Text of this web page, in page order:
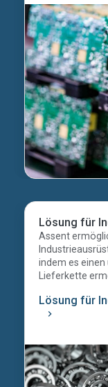
Lösung für
Assent
indem es einen
Lieferkette
Lösung für